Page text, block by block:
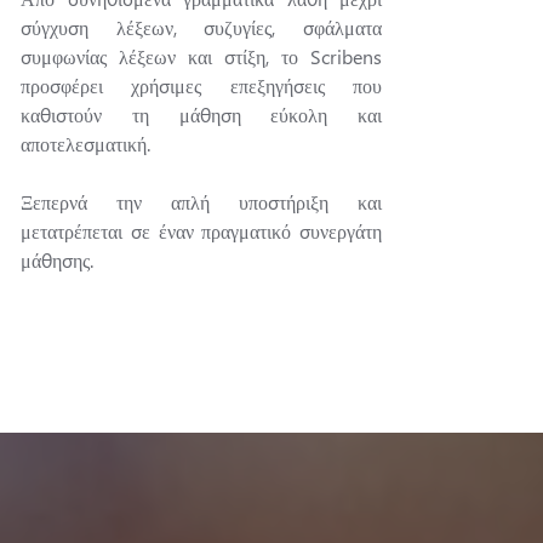
σύγχυση λέξεων, συζυγίες, σφάλματα
συμφωνίας λέξεων και στίξη, το Scribens
προσφέρει χρήσιμες επεξηγήσεις που
καθιστούν τη μάθηση εύκολη και
αποτελεσματική.
Ξεπερνά την απλή υποστήριξη και
μετατρέπεται σε έναν πραγματικό συνεργάτη
μάθησης.